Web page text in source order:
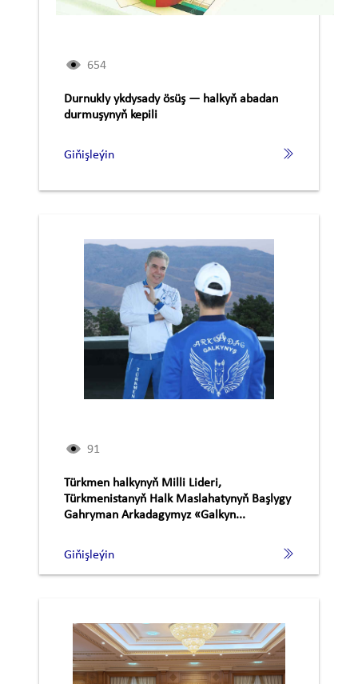
654
Durnukly ykdysady ösüş — halkyň abadan
durmuşynyň kepili
Giňişleýin
91
Türkmen halkynyň Milli Lideri,
Türkmenistanyň Halk Maslahatynyň Başlygy
Gahryman Arkadagymyz «Galkyn...
Giňişleýin